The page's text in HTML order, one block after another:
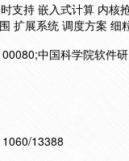
支持 嵌入式计算 内核
扩展系统 调度方案 细
中国科学院软件
13388